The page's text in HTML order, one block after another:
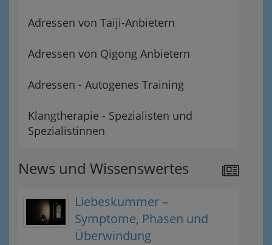
Adressen von Taiji-Anbietern
Adressen von Qigong Anbietern
Adressen - Autogenes Training
Klangtherapie - Spezialisten und
Spezialistinnen
News und Wissenswertes
Liebeskummer –
Symptome, Phasen und
Überwindung